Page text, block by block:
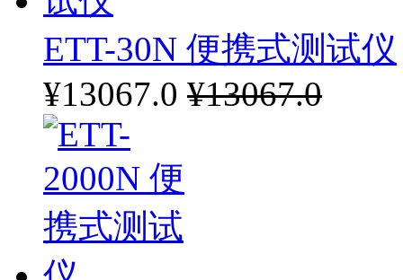
ETT-30N 便携式测试仪
¥13067.0 ¥13067.0